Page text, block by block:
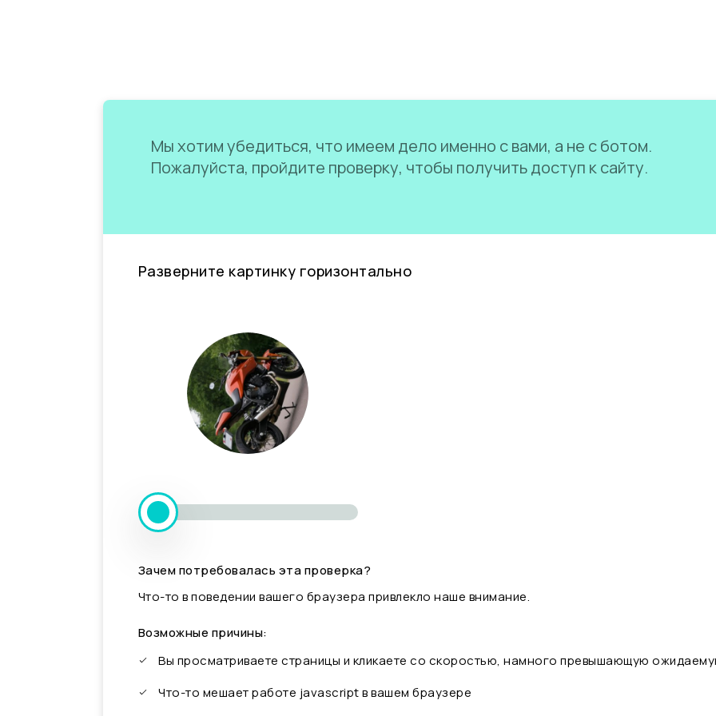
Мы хотим убедиться, что имеем дело именно с вами, а не с ботом.
Пожалуйста, пройдите проверку, чтобы получить доступ к сайту.
Разверните картинку горизонтально
Зачем потребовалась эта проверка?
Что-то в поведении вашего браузера привлекло наше внимание.
Возможные причины:
Вы просматриваете страницы и кликаете со скоростью, намного превышающую
Что-то мешает работе javascript в вашем браузере